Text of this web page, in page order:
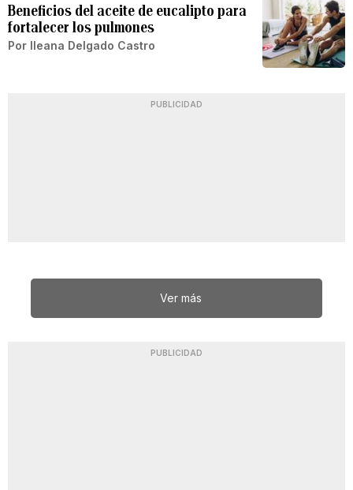
Beneficios del aceite de eucalipto para
fortalecer los pulmones
Por Ileana Delgado Castro
PUBLICIDAD
Ver más
PUBLICIDAD